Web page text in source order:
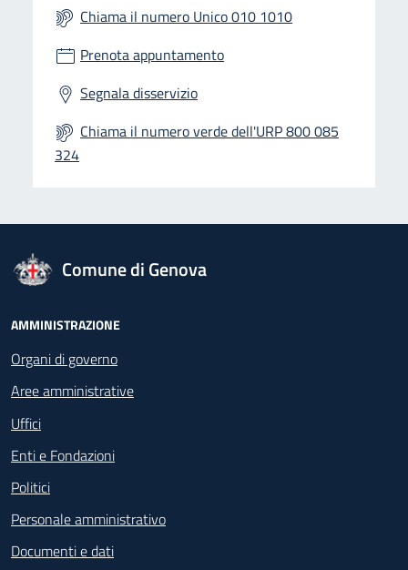
Chiama il numero Unico 010 1010
Prenota appuntamento
Segnala disservizio
Chiama il numero verde dell'URP 800 085
324
logo Unione Europea
Comune di Genova
Footer - Navigazione
AMMINISTRAZIONE
Organi di governo
Aree amministrative
Uffici
Enti e Fondazioni
Politici
Personale amministrativo
Documenti e dati